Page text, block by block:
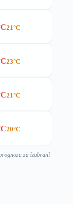
21°C
23°C
21°C
20°C
za izabrani